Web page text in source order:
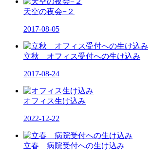
天空の夜会−２
2017-08-05
立秋 オフィス受付への生け込み
2017-08-24
オフィス生け込み
2022-12-22
立春 病院受付への生け込み